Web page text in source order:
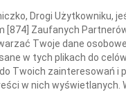
Wydra
Drogi Użytkowniku,
[874] Zaufanych
Twoje dane
w tych plikach do
Twoich zainteresowań i
w nich wyświetlanych.